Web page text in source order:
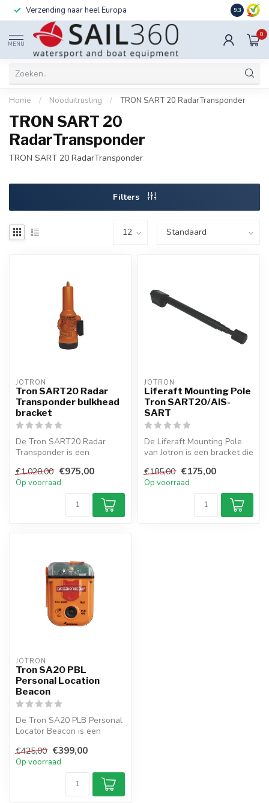
Verzending naar heel Europa Ook
9.3
MENU
0
Home / Nooduitrusting / TRON SART 20 RadarTransponder
TRON SART 20
RadarTransponder
TRON SART 20 RadarTransponder
Filters
JOTRON
Tron SART20 Radar
Transponder bulkhead
bracket
De Tron SART20 Radar
Transponder is een
automatisch re...
€1.020,00 €975,00
Op voorraad
JOTRON
Liferaft Mounting Pole
Tron SART20/AIS-
SART
De Liferaft Mounting Pole
van Jotron is een bracket die
€185,00 €175,00
Op voorraad
JOTRON
Tron SA20 PBL
Personal Location
Beacon
De Tron SA20 PLB Personal
Locator Beacon is een
goedgekeurd...
€425,00 €399,00
Op voorraad